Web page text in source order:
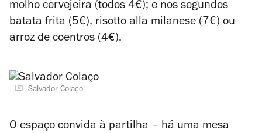
molho cervejeira (todos 4€); e nos segundos
batata frita (5€), risotto alla milanese (7€) ou
arroz de coentros (4€).
Salvador Colaço
O espaço convida à partilha – há uma mesa